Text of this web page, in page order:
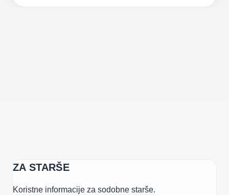
ZDRAVI
ZA STARŠE
Koristne informacije za sodobne starše.